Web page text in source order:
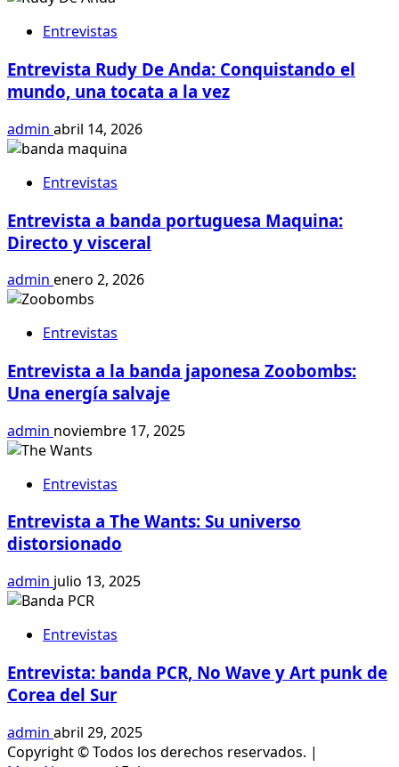
Entrevistas
Entrevista Rudy De Anda: Conquistando el
mundo, una tocata a la vez
admin abril 14, 2026
Entrevistas
Entrevista a banda portuguesa Maquina:
Directo y visceral
admin enero 2, 2026
Entrevistas
Entrevista a la banda japonesa Zoobombs:
Una energía salvaje
admin noviembre 17, 2025
Entrevistas
Entrevista a The Wants: Su universo
distorsionado
admin julio 13, 2025
Entrevistas
Entrevista: banda PCR, No Wave y Art punk de
Corea del Sur
admin abril 29, 2025
Copyright © Todos los derechos reservados. |